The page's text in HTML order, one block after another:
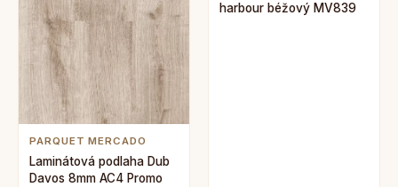
PARQUET MERCADO
Laminátová podlaha Dub
Davos 8mm AC4 Promo
harbour béžový MV839